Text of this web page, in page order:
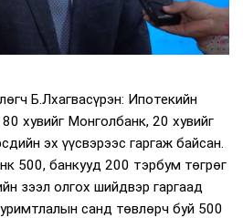
Б.Лхагвасүрэн: Ипотекийн
хувийг Монголбанк, 20 хувийг
эх үүсвэрээс гаргаж байсан.
500, банкууд 200 тэрбум төгрөг
зээл олгох шийдвэр гаргаад
санд төвлөрч буй 500